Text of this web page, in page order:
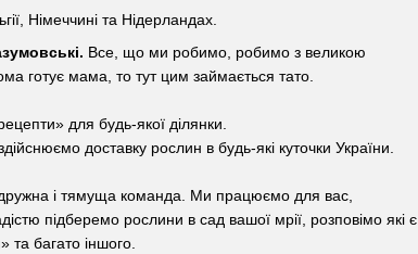
Німеччині та Нідерландах.
Все, що ми робимо, робимо з великою
готує мама, то тут цим займається тато.
для будь-якої ділянки.
доставку рослин в будь-які куточки України.
і тямуща команда. Ми працюємо для вас,
підберемо рослини в сад вашої мрії, розповімо які є
та багато іншого.